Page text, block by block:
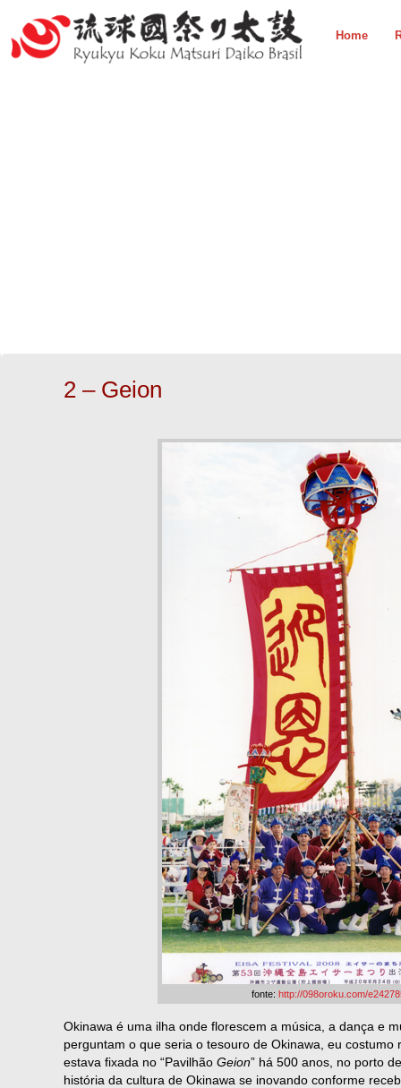
Home
2 – Geion
fonte: http://098oroku.com/
Okinawa é uma ilha onde florescem a música, a dança e
perguntam o que seria o tesouro de Okinawa, eu
estava fixada no “Pavilhão Geion” há 500 anos, no porto
história da cultura de Okinawa se inovando conforme